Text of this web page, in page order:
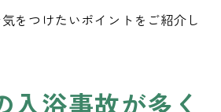
をつけたいポイントをご紹介し
入浴事故が多く